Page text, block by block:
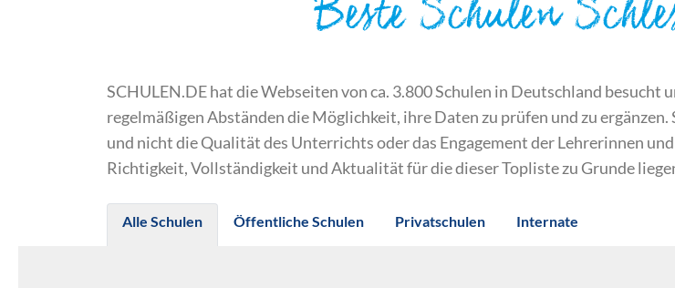
Beste Schulen
SCHULEN.DE hat die Webseiten von ca. 3.800 Schulen in Deutschland
regelmäßigen Abständen die Möglichkeit, ihre Daten zu prüfen und zu
und nicht die Qualität des Unterrichts oder das Engagement der Lehrerinnen
Richtigkeit, Vollständigkeit und Aktualität für die dieser Topliste zu Grunde
Alle Schulen Öffentliche Schulen Privatschulen Internate